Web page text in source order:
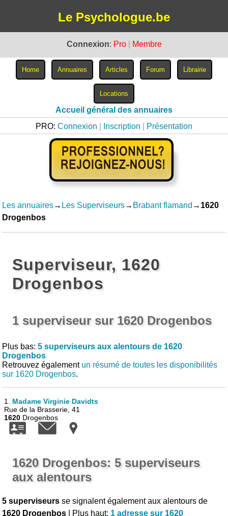
Le Psychologue.be
Connexion: Pro Membre
Accueil général des annuaires
PRO: Connexion Inscription Présentation
Les annuaires→ Les Superviseurs→ Brabant flamand → 1620
Drogenbos
Superviseur, 1620
Drogenbos
1 superviseur sur 1620 Drogenbos
Plus bas:5 superviseurs aux alentours de 1620
Drogenbos
Retrouvez également un résumé de toutes les disponibilités
sur 1620 Drogenbos.
1. Madame Virginie Davidts
Rue de la Brasserie, 41
1620 Drogenbos
1620 Drogenbos: 5 superviseurs
aux alentours
5 superviseurs se signalent également aux alentours de
1620 Drogenbos | Plus haut: 1 adresse sur 1620